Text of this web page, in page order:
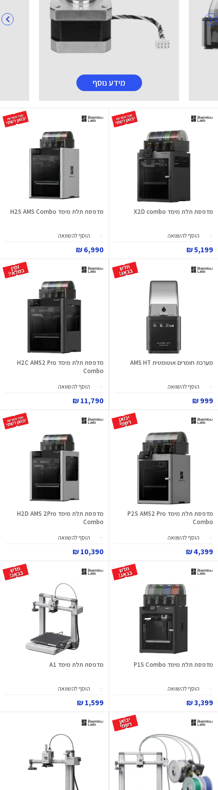
מידע נוסף
מדפסת תלת מימד X2D combo
הוסף להשוואה
5,199 ₪
מדפסת תלת מימד H2S AMS Combo
הוסף להשוואה
6,990 ₪
מערכת חומרים אוטומטית AMS HT
הוסף להשוואה
999 ₪
מדפסת תלת מימד H2C AMS2 Pro
Combo
הוסף להשוואה
11,790 ₪
מדפסת תלת מימד P2S AMS2 Pro
Combo
הוסף להשוואה
4,399 ₪
מדפסת תלת מימד H2D AMS 2Pro
Combo
הוסף להשוואה
10,390 ₪
מדפסת תלת מימד P1S Combo
הוסף להשוואה
3,399 ₪
מדפסת תלת מימד A1
הוסף להשוואה
1,599 ₪